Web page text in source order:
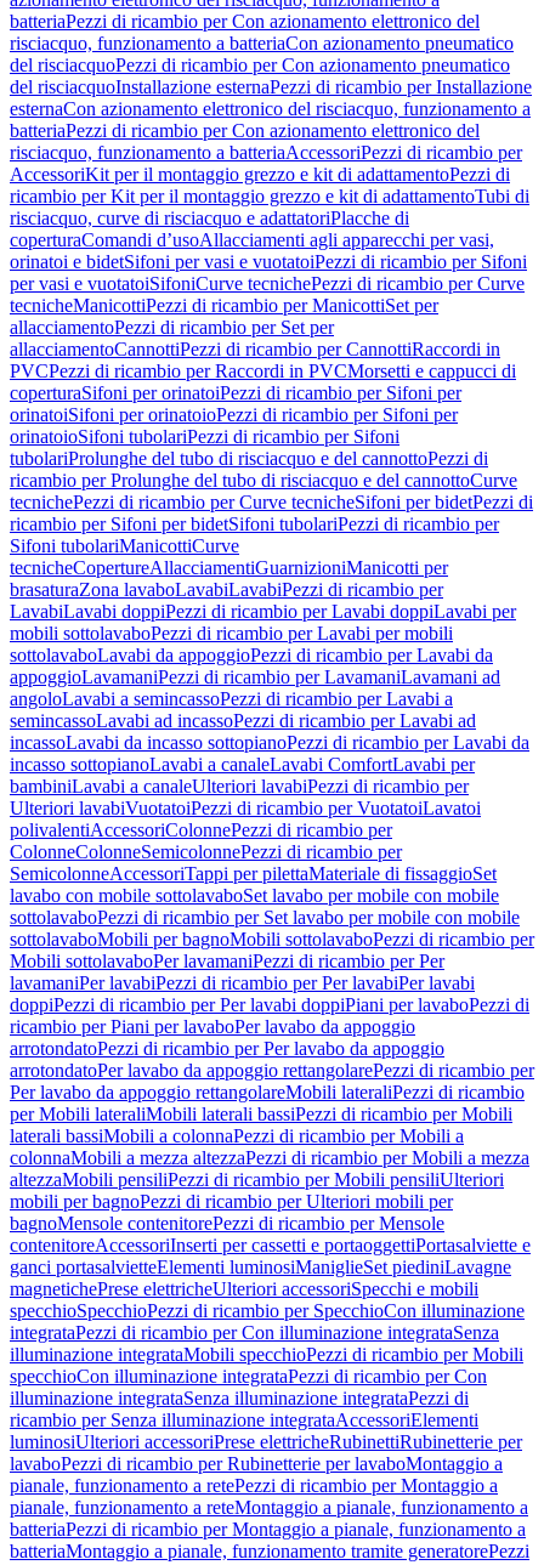
batteriaPezzi di ricambio per Con azionamento elettronico del
risciacquo, funzionamento a batteriaCon azionamento pneumatico
del risciacquoPezzi di ricambio per Con azionamento pneumatico
del risciacquoInstallazione esternaPezzi di ricambio per Installazione
esternaCon azionamento elettronico del risciacquo, funzionamento a
batteriaPezzi di ricambio per Con azionamento elettronico del
risciacquo, funzionamento a batteriaAccessoriPezzi di ricambio per
AccessoriKit per il montaggio grezzo e kit di adattamentoPezzi di
ricambio per Kit per il montaggio grezzo e kit di adattamentoTubi di
risciacquo, curve di risciacquo e adattatoriPlacche di
coperturaComandi d’usoAllacciamenti agli apparecchi per vasi,
orinatoi e bidetSifoni per vasi e vuotatoiPezzi di ricambio per Sifoni
per vasi e vuotatoiSifoniCurve tecnichePezzi di ricambio per Curve
tecnicheManicottiPezzi di ricambio per ManicottiSet per
allacciamentoPezzi di ricambio per Set per
allacciamentoCannottiPezzi di ricambio per CannottiRaccordi in
PVCPezzi di ricambio per Raccordi in PVCMorsetti e cappucci di
coperturaSifoni per orinatoiPezzi di ricambio per Sifoni per
orinatoiSifoni per orinatoioPezzi di ricambio per Sifoni per
orinatoioSifoni tubolariPezzi di ricambio per Sifoni
tubolariProlunghe del tubo di risciacquo e del cannottoPezzi di
ricambio per Prolunghe del tubo di risciacquo e del cannottoCurve
tecnichePezzi di ricambio per Curve tecnicheSifoni per bidetPezzi di
ricambio per Sifoni per bidetSifoni tubolariPezzi di ricambio per
Sifoni tubolariManicottiCurve
tecnicheCopertureAllacciamentiGuarnizioniManicotti per
brasaturaZona lavaboLavabiLavabiPezzi di ricambio per
LavabiLavabi doppiPezzi di ricambio per Lavabi doppiLavabi per
mobili sottolavaboPezzi di ricambio per Lavabi per mobili
sottolavaboLavabi da appoggioPezzi di ricambio per Lavabi da
appoggioLavamaniPezzi di ricambio per LavamaniLavamani ad
angoloLavabi a semincassoPezzi di ricambio per Lavabi a
semincassoLavabi ad incassoPezzi di ricambio per Lavabi ad
incassoLavabi da incasso sottopianoPezzi di ricambio per Lavabi da
incasso sottopianoLavabi a canaleLavabi ComfortLavabi per
bambiniLavabi a canaleUlteriori lavabiPezzi di ricambio per
Ulteriori lavabiVuotatoiPezzi di ricambio per VuotatoiLavatoi
polivalentiAccessoriColonnePezzi di ricambio per
ColonneColonneSemicolonnePezzi di ricambio per
SemicolonneAccessoriTappi per pilettaMateriale di fissaggioSet
lavabo con mobile sottolavaboSet lavabo per mobile con mobile
sottolavaboPezzi di ricambio per Set lavabo per mobile con mobile
sottolavaboMobili per bagnoMobili sottolavaboPezzi di ricambio per
Mobili sottolavaboPer lavamaniPezzi di ricambio per Per
lavamaniPer lavabiPezzi di ricambio per Per lavabiPer lavabi
doppiPezzi di ricambio per Per lavabi doppiPiani per lavaboPezzi di
ricambio per Piani per lavaboPer lavabo da appoggio
arrotondatoPezzi di ricambio per Per lavabo da appoggio
arrotondatoPer lavabo da appoggio rettangolarePezzi di ricambio per
Per lavabo da appoggio rettangolareMobili lateraliPezzi di ricambio
per Mobili lateraliMobili laterali bassiPezzi di ricambio per Mobili
laterali bassiMobili a colonnaPezzi di ricambio per Mobili a
colonnaMobili a mezza altezzaPezzi di ricambio per Mobili a mezza
altezzaMobili pensiliPezzi di ricambio per Mobili pensiliUlteriori
mobili per bagnoPezzi di ricambio per Ulteriori mobili per
bagnoMensole contenitorePezzi di ricambio per Mensole
contenitoreAccessoriInserti per cassetti e portaoggettiPortasalviette e
ganci portasalvietteElementi luminosiManiglieSet piediniLavagne
magnetichePrese elettricheUlteriori accessoriSpecchi e mobili
specchioSpecchioPezzi di ricambio per SpecchioCon illuminazione
integrataPezzi di ricambio per Con illuminazione integrataSenza
illuminazione integrataMobili specchioPezzi di ricambio per Mobili
specchioCon illuminazione integrataPezzi di ricambio per Con
illuminazione integrataSenza illuminazione integrataPezzi di
ricambio per Senza illuminazione integrataAccessoriElementi
luminosiUlteriori accessoriPrese elettricheRubinettiRubinetterie per
lavaboPezzi di ricambio per Rubinetterie per lavaboMontaggio a
pianale, funzionamento a retePezzi di ricambio per Montaggio a
pianale, funzionamento a reteMontaggio a pianale, funzionamento a
batteriaPezzi di ricambio per Montaggio a pianale, funzionamento a
batteriaMontaggio a pianale, funzionamento tramite generatorePezzi